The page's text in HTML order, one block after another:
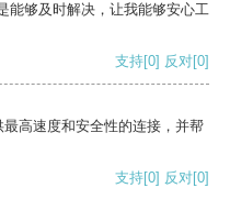
能够及时解决，让我能够安心工
支持[0] 反对[0]
高速度和安全性的连接，并帮
支持[0] 反对[0]